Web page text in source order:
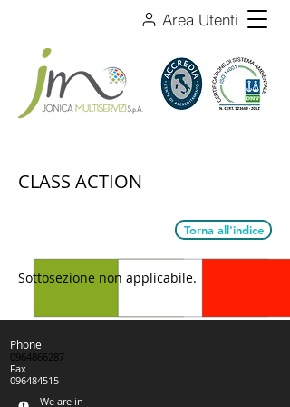
Area Utenti
CLASS ACTION
Torna all'indice
Sottosezione non applicabile.
Phone
0964866287
Fax
096484515
We are in